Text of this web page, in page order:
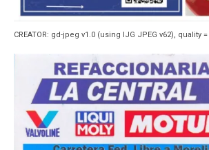
CREATOR: gd-jpeg v1.0 (using IJG JPEG v62), quality =